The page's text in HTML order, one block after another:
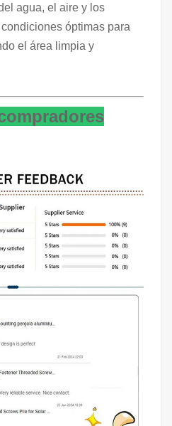
agua, el aire y los
óptimas para
el área limpia y